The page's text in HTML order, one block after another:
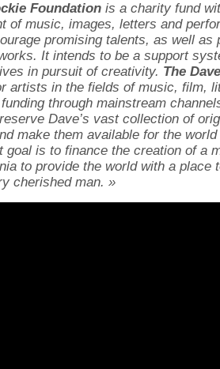
Foundation is a charity fund
of music, images, letters and
promising talents, as well as
It intends to be a support
in pursuit of creativity. The
artists in the fields of music, film,
through mainstream
Dave’s vast collection of
make them available for the
goal is to finance the creation of a
to provide the world with a place
cherished man. »